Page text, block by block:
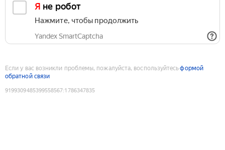
Я не робот
Нажмите, чтобы продолжить
Yandex SmartCaptcha
Если у вас возникли проблемы, пожалуйста, воспользуйтесьформой
обратной связи
9199309485399558567:1786347835